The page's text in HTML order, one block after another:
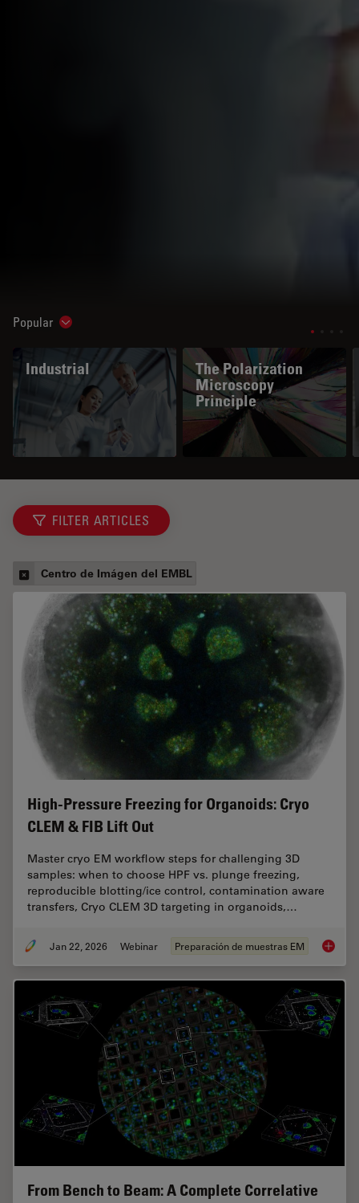
Popular Show subnavigation
Industrial
The Polarization
Microscopy
Principle
FILTER ARTICLES
Centro de Imágen del EMBL
High-Pressure Freezing for Organoids: Cryo
CLEM & FIB Lift Out
Master cryo EM workflow steps for challenging 3D
samples: when to choose HPF vs. plunge freezing,
reproducible blotting/ice control, contamination aware
transfers, Cryo CLEM 3D targeting in organoids,…
Jan 22, 2026 Webinar Preparación de muestras EM High-
From Bench to Beam: A Complete Correlative